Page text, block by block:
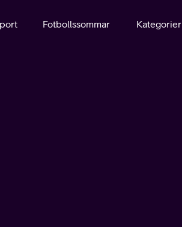
Fotbollssommar Kategorier